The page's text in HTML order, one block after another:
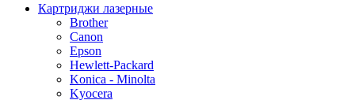
Картриджи лазерные
Brother
Canon
Epson
Hewlett-Packard
Konica - Minolta
Kyocera